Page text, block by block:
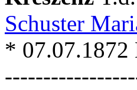
Schuster
* 07.07.1872